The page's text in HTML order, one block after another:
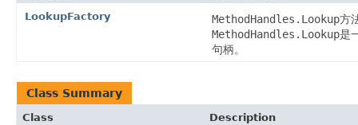
LookupFactory
MethodHandles.Lookup方
MethodHandles.Lookup是
句柄。
Class Summary
Class
Description